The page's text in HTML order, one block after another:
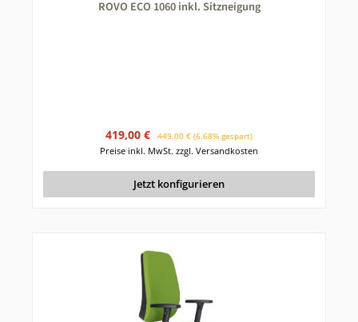
ROVO ECO 1060 inkl. Sitzneigung
Verkaufspreis:
419,00 € Regulärer Preis:
449,00 € (6.68% gespart)
Preise inkl. MwSt. zzgl. Versandkosten
Jetzt konfigurieren